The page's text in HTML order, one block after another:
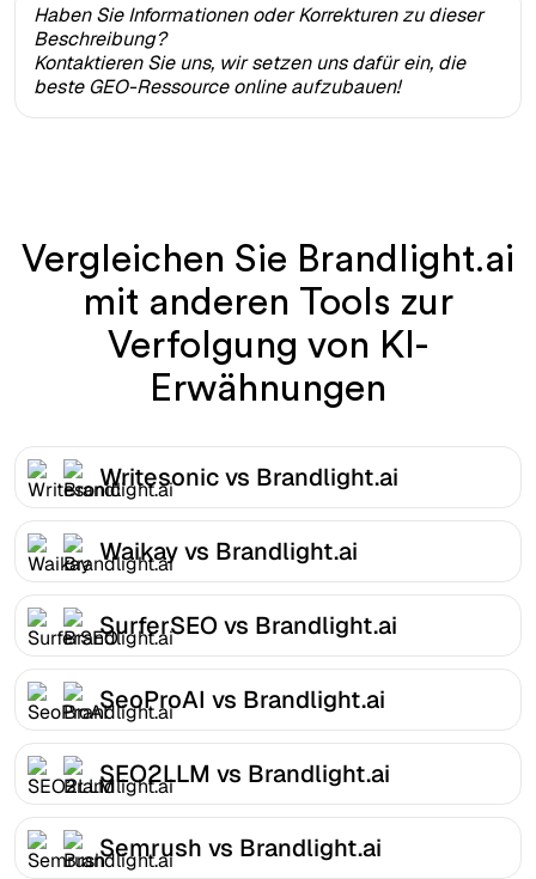
Haben Sie Informationen oder Korrekturen zu dieser
Beschreibung?
Kontaktieren Sie uns, wir setzen uns dafür ein, die
beste GEO-Ressource online aufzubauen!
Vergleichen Sie Brandlight.ai
mit anderen Tools zur
Verfolgung von KI-
Erwähnungen
Writesonic vs Brandlight.ai
Waikay vs Brandlight.ai
SurferSEO vs Brandlight.ai
SeoProAI vs Brandlight.ai
SEO2LLM vs Brandlight.ai
Semrush vs Brandlight.ai